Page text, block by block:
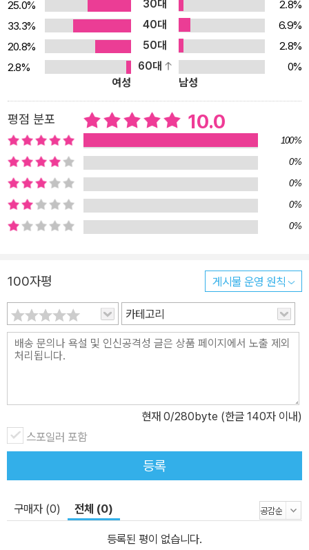
꽃들을 섬세하게 그린 따뜻한 붓 그림은 묵직한 여운을 담아, 누구나
책장을 덮을 때면 가슴 한 편이 뭉클해지며 풍부한 감상으로 채워지
는 소중한 경험을 체험할 수 있습니다.
25.0% 30대
2.8%
33.3%
40대
6.9%
20.8%
50대
2.8%
2.8%
60대
0%
여성
남성
평점 분포 10.0
100%
0%
0%
0%
0%
100자평 게시물 운영 원칙
카테고리
현재 0/280byte (한글 140자 이내)
스포일러 포함
등록
구매자 (0) 전체 (0)
등록된 평이 없습니다.